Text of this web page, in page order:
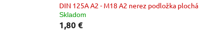
DIN 125A A2 - M18 A2 nerez podložka plochá
Skladom
1,80 €